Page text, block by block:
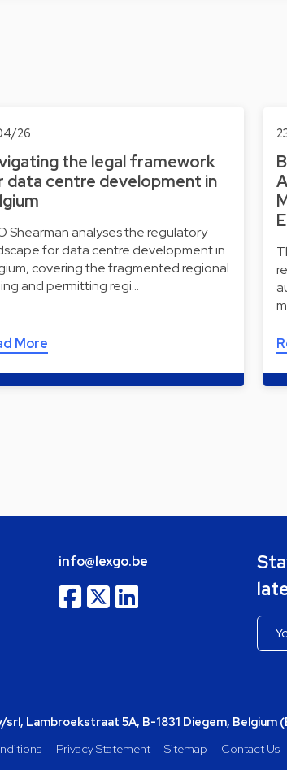
26
the legal framework
data centre development in
Shearman analyses the regulatory
for data centre development in
covering the fragmented regional
and permitting regi…
More
info@lexgo.be
Lambroekstraat 5A, B-1831 Diegem, Belgium
Privacy Statement Sitemap Contact Us